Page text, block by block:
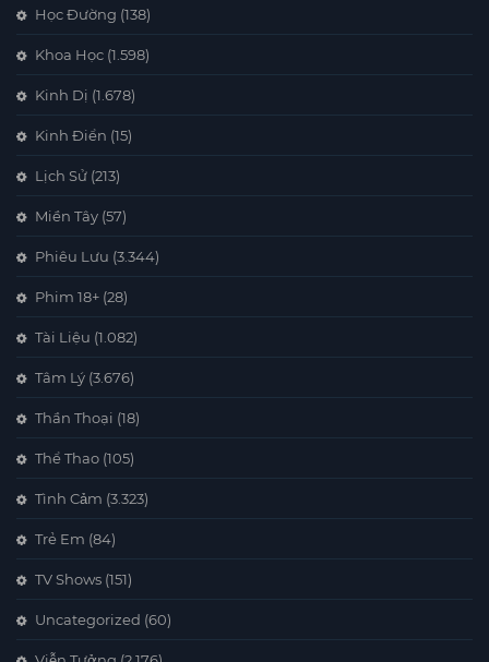
Học Đường (138)
Khoa Học (1.598)
Kinh Dị (1.678)
Kinh Điển (15)
Lịch Sử (213)
Miền Tây (57)
Phiêu Lưu (3.344)
Phim 18+ (28)
Tài Liệu (1.082)
Tâm Lý (3.676)
Thần Thoại (18)
Thể Thao (105)
Tình Cảm (3.323)
Trẻ Em (84)
TV Shows (151)
Uncategorized (60)